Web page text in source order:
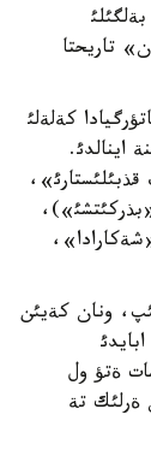
تاريحتا
كةلةلئ
اينالدئ.
ونان كةيئن
ةتؤ ول
ةرلئك تة